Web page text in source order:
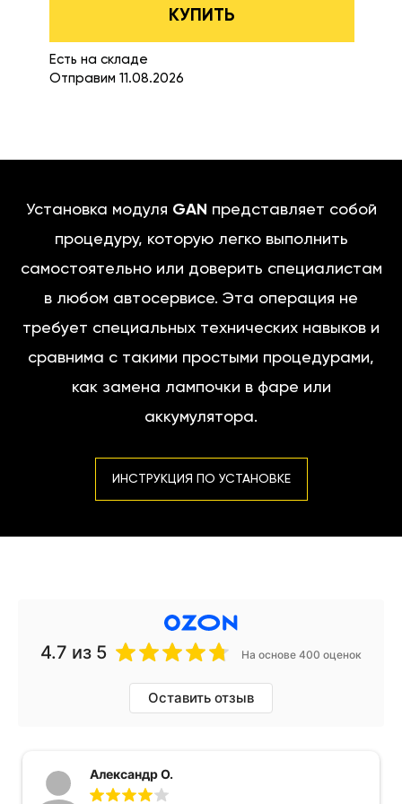
КУПИТЬ
Есть на складе
Отправим 11.08.2026
Установка модуля GAN представляет собой
процедуру, которую легко выполнить
самостоятельно или доверить специалистам
в любом автосервисе. Эта операция не
требует специальных технических навыков и
сравнима с такими простыми процедурами,
как замена лампочки в фаре или
аккумулятора.
ИНСТРУКЦИЯ ПО УСТАНОВКЕ
4.7 из 5 На основе 400 оценок
Оставить отзыв
Александр О.